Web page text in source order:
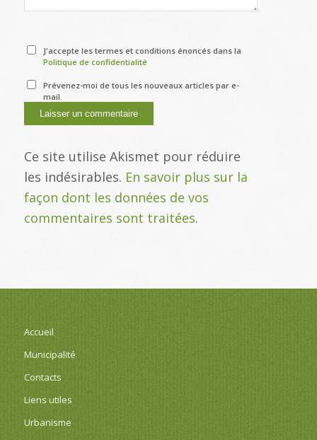
J'accepte les termes et conditions énoncés dans la
Politique de confidentialité
Prévenez-moi de tous les nouveaux articles par e-
mail.
Ce site utilise Akismet pour réduire
les indésirables. En savoir plus sur la
façon dont les données de vos
commentaires sont traitées.
Accueil
Municipalité
Contacts
Liens utiles
Urbanisme